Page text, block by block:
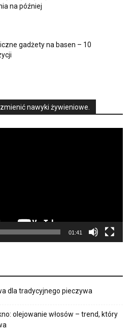
na później
gadżety na basen – 10
nawyki żywieniowe.
01:41
dla tradycyjnego pieczywa
olejowanie włosów – trend, który